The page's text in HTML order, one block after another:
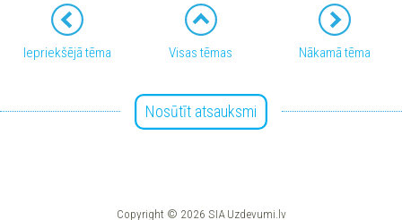
Iepriekšējā tēma Visas tēmas Nākamā tēma
Nosūtīt atsauksmi
Copyright © 2026 SIA Uzdevumi.lv